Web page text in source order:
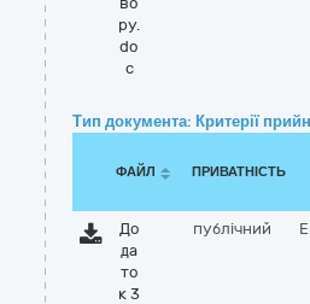
ру.
do
c
Тип документа: Критерії
ФАЙЛ ПРИВАТНІСТЬ
До
да
то
к 3
публічний